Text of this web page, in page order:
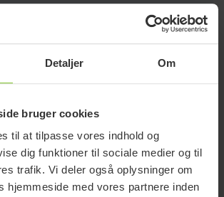
Detaljer Om
bruger cookies
til at tilpasse vores indhold og
dig funktioner til sociale medier og til
trafik. Vi deler også oplysninger om
hjemmeside med vores partnere inden
af uafhængighed og